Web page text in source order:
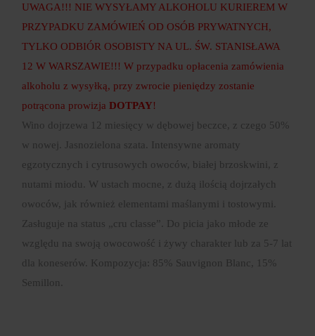
UWAGA!!! NIE WYSYŁAMY ALKOHOLU KURIEREM W
PRZYPADKU ZAMÓWIEŃ OD OSÓB PRYWATNYCH,
TYLKO ODBIÓR OSOBISTY NA UL. ŚW. STANISŁAWA
12 W WARSZAWIE!!! W przypadku opłacenia zamówienia
alkoholu z wysyłką, przy zwrocie pieniędzy zostanie
potrącona prowizjaDOTPAY!
Wino dojrzewa 12 miesięcy w dębowej beczce, z czego 50%
w nowej. Jasnozielona szata. Intensywne aromaty
egzotycznych i cytrusowych owoców, białej brzoskwini, z
nutami miodu. W ustach mocne, z dużą ilością dojrzałych
owoców, jak również elementami maślanymi i tostowymi.
Zasługuje na status „cru classe”. Do picia jako młode ze
względu na swoją owocowość i żywy charakter lub za 5-7 lat
dla koneserów. Kompozycja: 85% Sauvignon Blanc, 15%
Semillon.